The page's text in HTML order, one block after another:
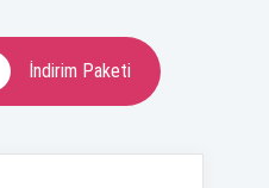
İndirim Paketi